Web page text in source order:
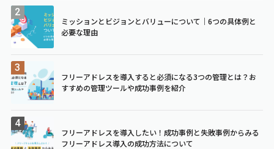
ミッションとビジョンとバリューについて｜6つの具体例と
必要な理由
フリーアドレスを導入すると必須になる3つの管理とは？お
すすめの管理ツールや成功事例を紹介
フリーアドレスを導入したい！成功事例と失敗事例からみる
フリーアドレス導入の成功方法について